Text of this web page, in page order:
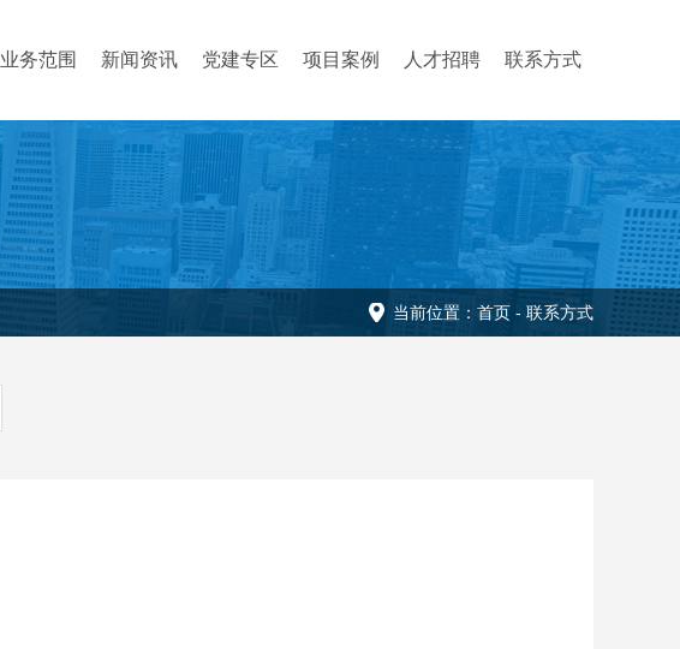
业务范围 新闻资讯 党建专区 项目案例 人才招聘 联系方式
当前位置： 首页 - 联系方式